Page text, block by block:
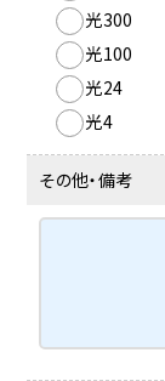
光300
光100
光24
光4
その他・備考